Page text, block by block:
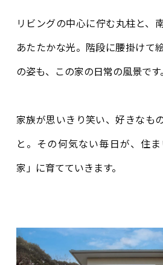
リビングの中心に佇む丸柱と、
あたたかな光。階段に腰掛けて
の姿も、この家の日常の風景です。
家族が思いきり笑い、好きなも
と。その何気ない毎日が、住
家」に育てていきます。